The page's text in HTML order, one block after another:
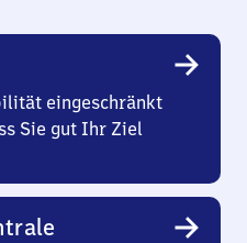
eingeschränkt
Sie gut Ihr Ziel